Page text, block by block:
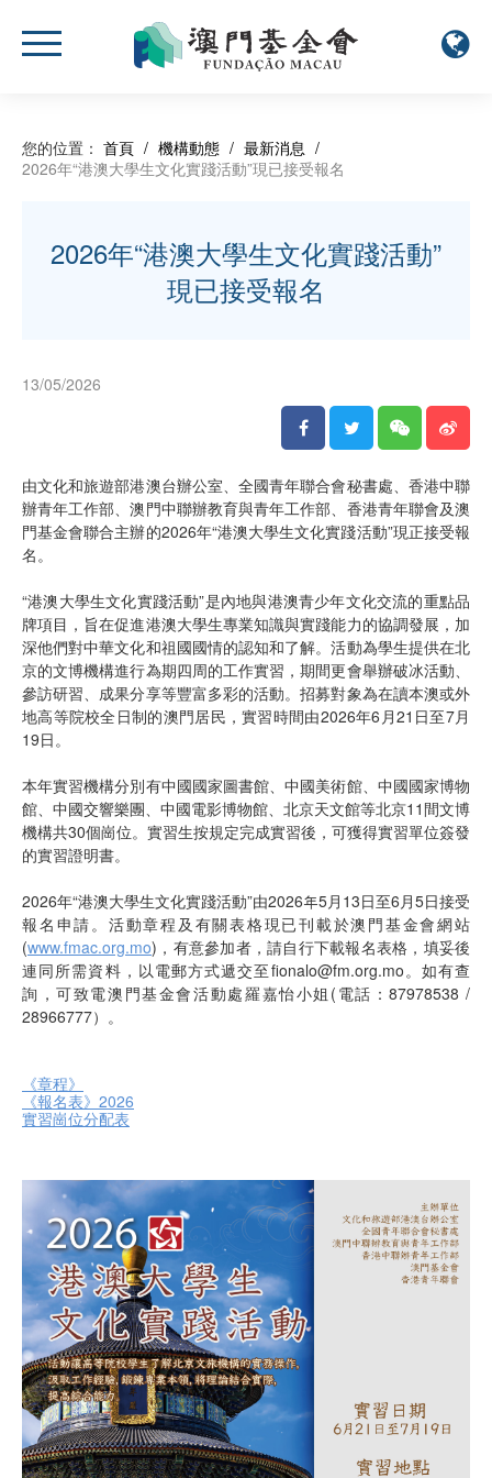
您的位置： 首頁 / 機構動態 / 最新消息 /
2026年“港澳大學生文化實踐活動”現已接受報名
2026年“港澳大學生文化實踐活動”
現已接受報名
13/05/2026
由文化和旅遊部港澳台辦公室、全國青年聯合會秘書處、香港中聯
辦青年工作部、澳門中聯辦教育與青年工作部、香港青年聯會及澳
門基金會聯合主辦的2026年“港澳大學生文化實踐活動”現正接受報
名。
“港澳大學生文化實踐活動”是內地與港澳青少年文化交流的重點品
牌項目，旨在促進港澳大學生專業知識與實踐能力的協調發展，加
深他們對中華文化和祖國國情的認知和了解。活動為學生提供在北
京的文博機構進行為期四周的工作實習，期間更會舉辦破冰活動、
參訪研習、成果分享等豐富多彩的活動。招募對象為在讀本澳或外
地高等院校全日制的澳門居民，實習時間由2026年6月21日至7月
19日。
本年實習機構分別有中國國家圖書館、中國美術館、中國國家博物
館、中國交響樂團、中國電影博物館、北京天文館等北京11間文博
機構共30個崗位。實習生按規定完成實習後，可獲得實習單位簽發
的實習證明書。
2026年“港澳大學生文化實踐活動”由2026年5月13日至6月5日接受
報名申請。活動章程及有關表格現已刊載於澳門基金會網站
(www.fmac.org.mo)，有意參加者，請自行下載報名表格，填妥後
連同所需資料，以電郵方式遞交至fionalo@fm.org.mo。如有查
詢，可致電澳門基金會活動處羅嘉怡小姐(電話：87978538 /
28966777）。
《章程》
《報名表》2026
實習崗位分配表